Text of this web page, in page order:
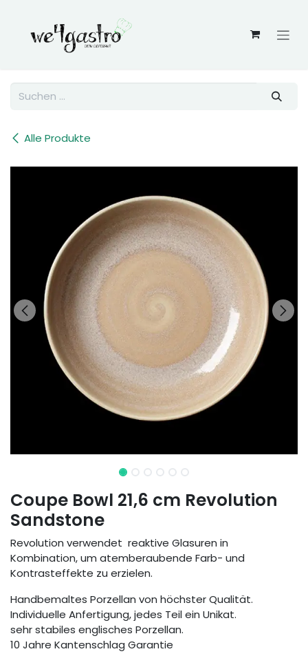
Alle Produkte
Coupe Bowl 21,6 cm Revolution
Sandstone
Revolution verwendet reaktive Glasuren in
Kombination, um atemberaubende Farb- und
Kontrasteffekte zu erzielen.
Handbemaltes Porzellan von höchster Qualität.
Individuelle Anfertigung, jedes Teil ein Unikat.
sehr stabiles englisches Porzellan.
10 Jahre Kantenschlag Garantie